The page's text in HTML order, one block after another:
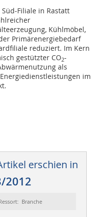
Filiale in Rastatt
Kühlmöbel,
Primärenergiebedarf
reduziert. Im Kern
gestützter CO2-
als
im
erschien in
2012
Branche